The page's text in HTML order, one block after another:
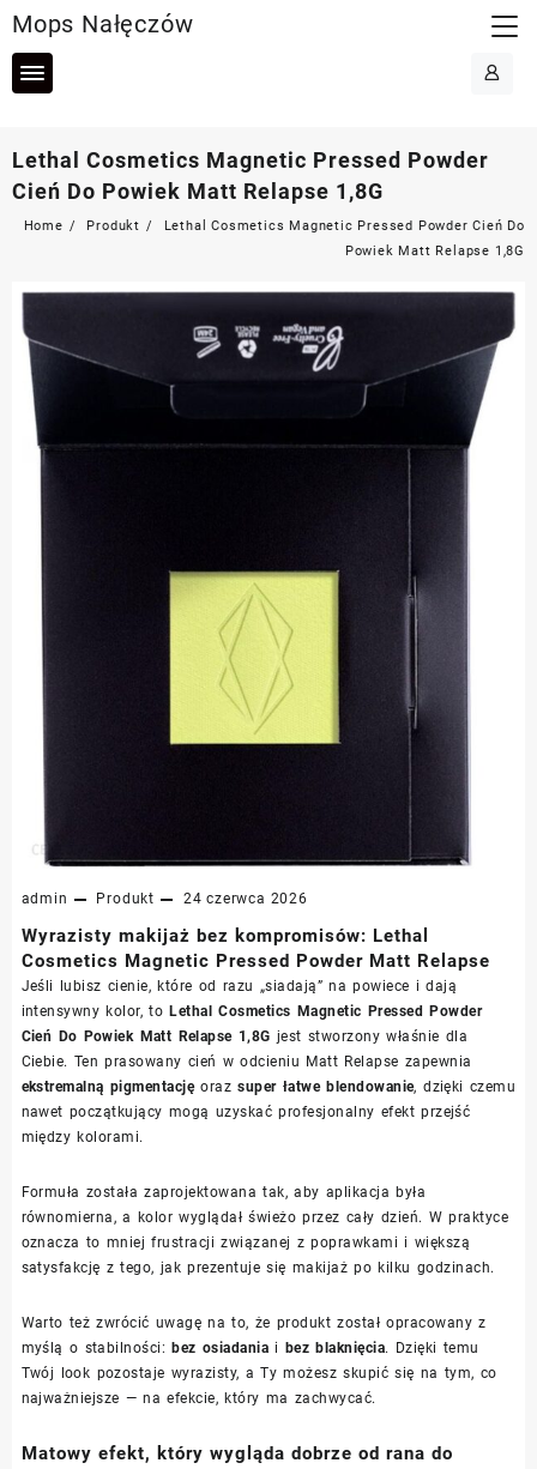
to
content
Mops Nałęczów
Lethal Cosmetics Magnetic Pressed Powder
Cień Do Powiek Matt Relapse 1,8G
Home Produkt
Lethal Cosmetics Magnetic Pressed Powder Cień Do
Powiek Matt Relapse 1,8G
admin Produkt 24 czerwca 2026
Wyrazisty makijaż bez kompromisów: Lethal
Cosmetics Magnetic Pressed Powder Matt Relapse
Jeśli lubisz cienie, które od razu „siadają” na powiece i dają
intensywny kolor, to Lethal Cosmetics Magnetic Pressed Powder
Cień Do Powiek Matt Relapse 1,8G jest stworzony właśnie dla
Ciebie. Ten prasowany cień w odcieniu Matt Relapse zapewnia
ekstremalną pigmentacjęorazsuper łatwe blendowanie, dzięki czemu
nawet początkujący mogą uzyskać profesjonalny efekt przejść
między kolorami.
Formuła została zaprojektowana tak, aby aplikacja była
równomierna, a kolor wyglądał świeżo przez cały dzień. W praktyce
oznacza to mniej frustracji związanej z poprawkami i większą
satysfakcję z tego, jak prezentuje się makijaż po kilku godzinach.
Warto też zwrócić uwagę na to, że produkt został opracowany z
myślą o stabilności: bez osiadania i bez blaknięcia. Dzięki temu
Twój look pozostaje wyrazisty, a Ty możesz skupić się na tym, co
najważniejsze — na efekcie, który ma zachwycać.
Matowy efekt, który wygląda dobrze od rana do